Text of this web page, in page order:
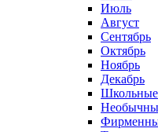
Июль
Август
Сентябрь
Октябрь
Ноябрь
Декабрь
Школьные